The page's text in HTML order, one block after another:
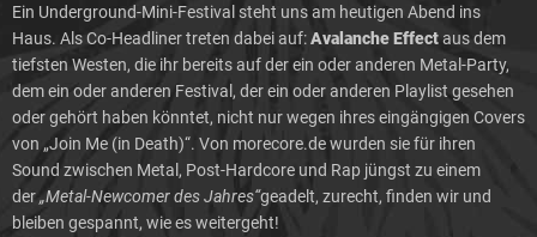
Ein Underground-Mini-Festival steht uns am heutigen Abend ins
Haus. Als Co-Headliner treten dabei auf:Avalanche Effectaus dem
tiefsten Westen, die ihr bereits auf der ein oder anderen Metal-Party,
dem ein oder anderen Festival, der ein oder anderen Playlist gesehen
oder gehört haben könntet, nicht nur wegen ihres eingängigen Covers
von „Join Me (in Death)“. Von morecore.de wurden sie für ihren
Sound zwischen Metal, Post-Hardcore und Rap jüngst zu einem
der„Metal-Newcomer des Jahres“geadelt, zurecht, finden wir und
bleiben gespannt, wie es weitergeht!